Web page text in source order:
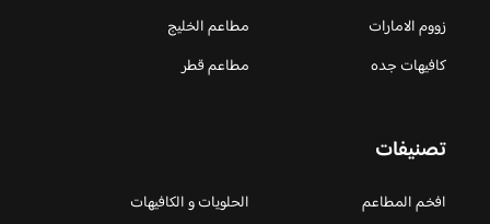
زووم الامارات
مطاعم الخليج
كافيهات جده
مطاعم قطر
تصنيفات
افخم المطاعم الحلويات و الكافيهات ‎